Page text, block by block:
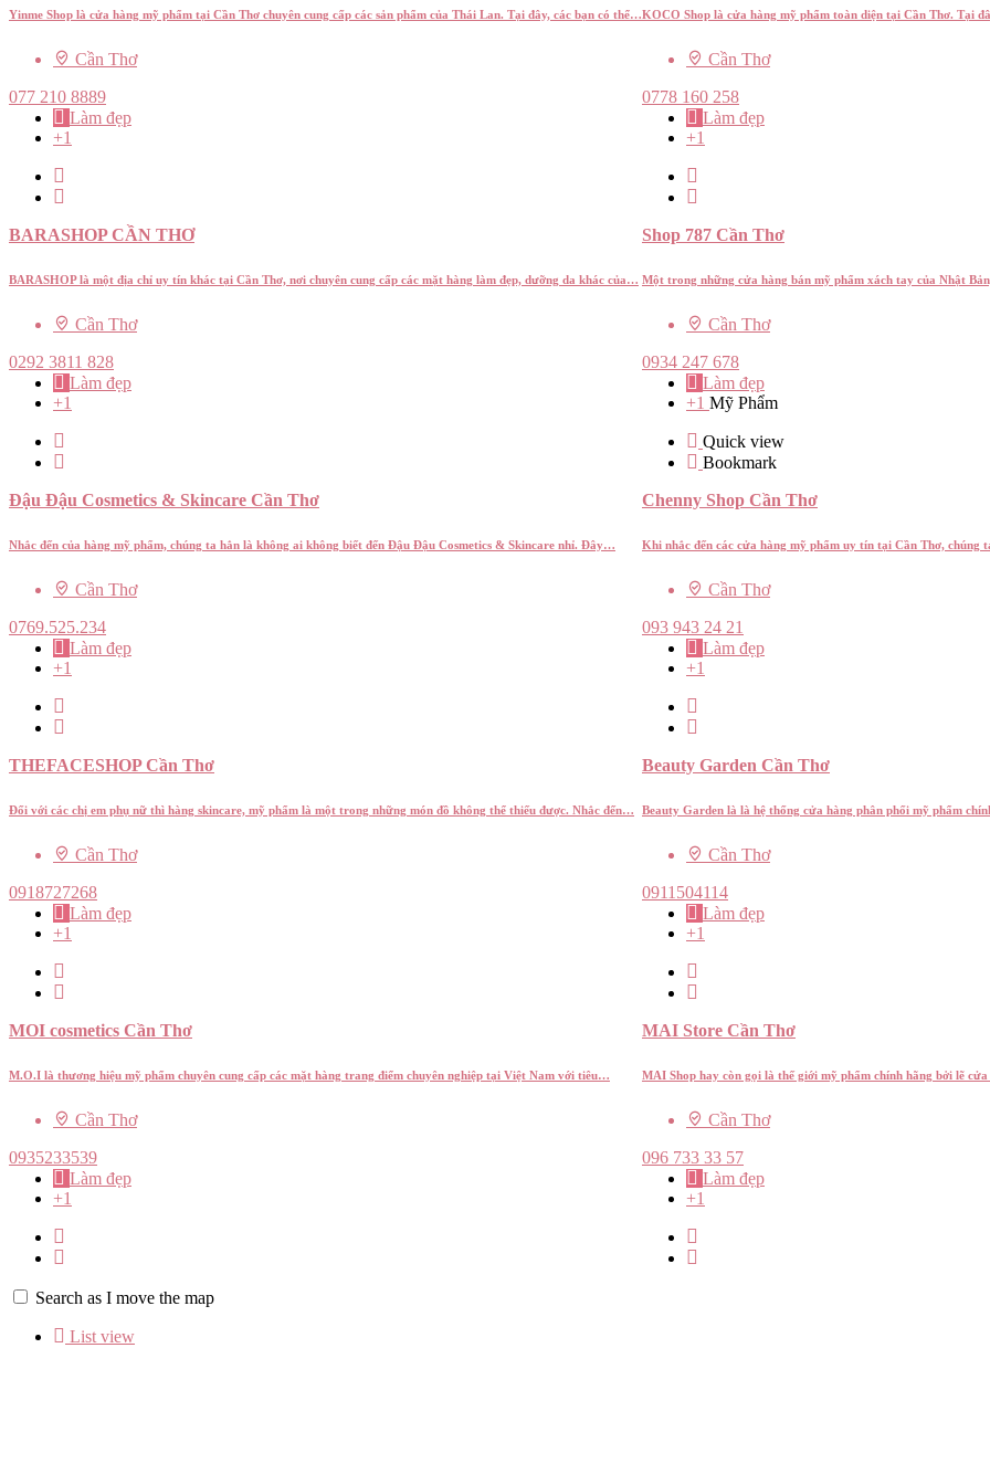
Yinme Shop là cửa hàng mỹ phẩm tại Cần Thơ chuyên cung cấp các sản phẩm của Thái Lan. Tại đây, các bạn có thể…
Cần Thơ
077 210 8889
Làm đẹp
+1
KOCO Shop là cửa hàng mỹ phẩm toàn diện tại Cần Thơ. Tại
Cần Thơ
0778 160 258
Làm đẹp
+1
BARASHOP CẦN THƠ
BARASHOP là một địa chỉ uy tín khác tại Cần Thơ, nơi chuyên cung cấp các mặt hàng làm đẹp, dưỡng da khác của…
Cần Thơ
0292 3811 828
Làm đẹp
+1
Shop 787 Cần Thơ
Một trong những cửa hàng bán mỹ phẩm xách tay của Nhật
Cần Thơ
0934 247 678
Làm đẹp
+1 Mỹ Phẩm
Quick view
Bookmark
Đậu Đậu Cosmetics & Skincare Cần Thơ
Nhắc đến của hàng mỹ phẩm, chúng ta hẳn là không ai không biết đến Đậu Đậu Cosmetics & Skincare nhỉ. Đây…
Cần Thơ
0769.525.234
Làm đẹp
+1
Chenny Shop Cần Thơ
Khi nhắc đến các cửa hàng mỹ phẩm uy tín tại Cần Thơ, chúng
Cần Thơ
093 943 24 21
Làm đẹp
+1
THEFACESHOP Cần Thơ
Đối với các chị em phụ nữ thì hàng skincare, mỹ phẩm là một trong những món đồ không thể thiếu được. Nhắc đến…
Cần Thơ
0918727268
Làm đẹp
+1
Beauty Garden Cần Thơ
Beauty Garden là là hệ thống cửa hàng phân phối mỹ phẩm
Cần Thơ
0911504114
Làm đẹp
+1
MOI cosmetics Cần Thơ
M.O.I là thương hiệu mỹ phẩm chuyên cung cấp các mặt hàng trang điểm chuyên nghiệp tại Việt Nam với tiêu…
Cần Thơ
0935233539
Làm đẹp
+1
MAI Store Cần Thơ
MAI Shop hay còn gọi là thế giới mỹ phẩm chính hãng bởi lẽ
Cần Thơ
096 733 33 57
Làm đẹp
+1
Search as I move the map
List view